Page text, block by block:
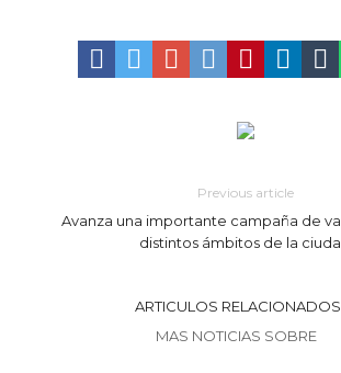
Previous article
Avanza una importante campaña de
distintos ámbitos de la
ARTICULOS RELACIONADOS
MAS NOTICIAS SOBRE